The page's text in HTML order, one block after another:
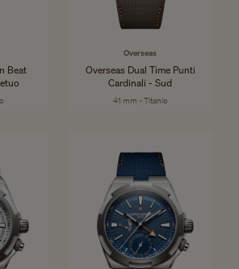
Beat
Overseas
Overseas Dual Time Punti
Cardinali - Sud
41 mm - Titanio